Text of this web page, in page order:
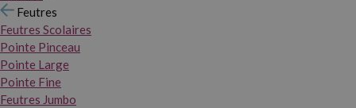
Feutres
Feutres Scolaires
Pointe Pinceau
Pointe Large
Pointe Fine
Feutres Jumbo